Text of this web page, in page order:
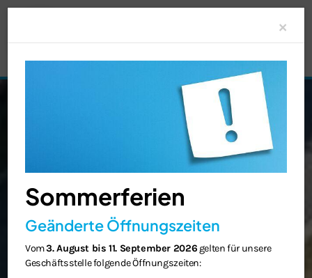
×
Sommerferien
Geänderte Öffnungszeiten
Vom3. August bis 11. September 2026 gelten für unsere
Geschäftsstelle folgende Öffnungszeiten: